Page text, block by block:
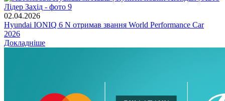
02.04.2026
Hyundai IONIQ 6 N отримав звання World Performance Car
2026
Докладніше